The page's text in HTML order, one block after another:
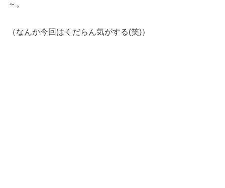
～。
（なんか今回はくだらん気がする(笑)）